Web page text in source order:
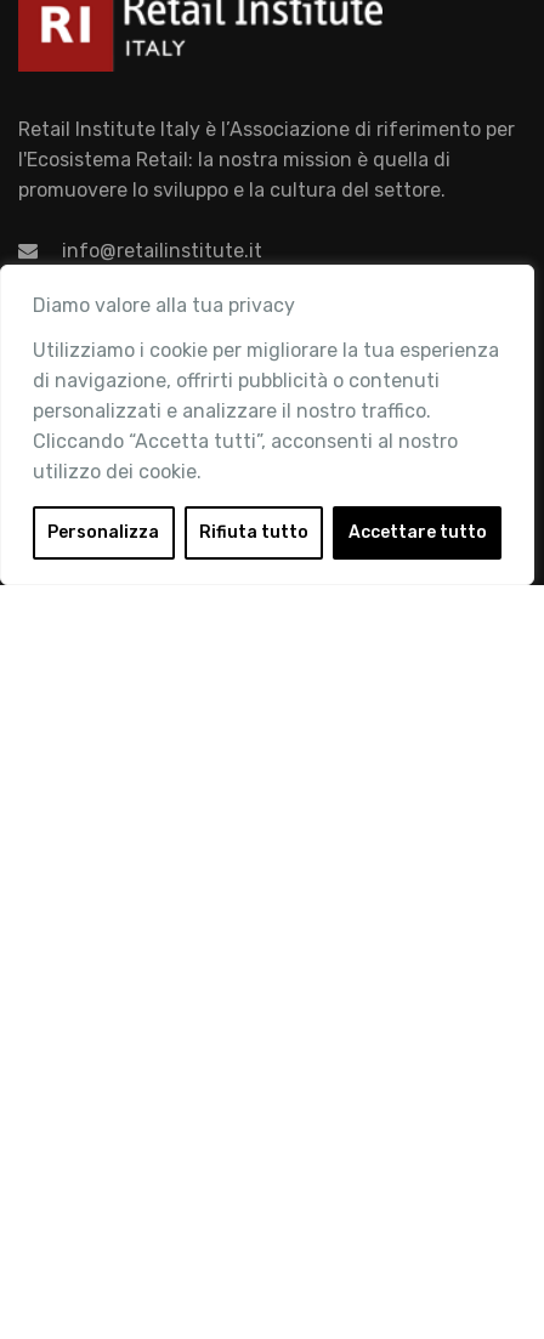
Diamo valore alla tua privacy
Utilizziamo i cookie per migliorare la tua esperienza
di navigazione, offrirti pubblicità o contenuti
personalizzati e analizzare il nostro traffico.
Cliccando “Accetta tutti”, acconsenti al nostro
utilizzo dei cookie.
Personalizza Rifiuta tutto Accettare tutto
Retail Institute Italy è l’Associazione di riferimento per
l'Ecosistema Retail: la nostra mission è quella di
promuovere lo sviluppo e la cultura del settore.
info@retailinstitute.it
Associazione
Chi siamo
Attività
Contatti
Area Riservata
Login
Diventa Socio